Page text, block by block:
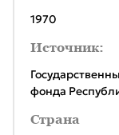
1970
Источник:
фонда
Страна